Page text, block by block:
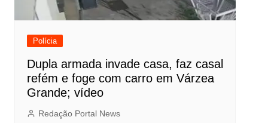
Polícia
Dupla armada invade casa, faz casal
refém e foge com carro em Várzea
Grande; vídeo
Redação Portal News